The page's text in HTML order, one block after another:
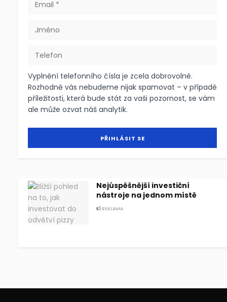
Vyplnění telefonního čísla je zcela dobrovolné.
Rozhodně vás nebudeme nijak spamovat – v případě
příležitosti, která bude stát za vaši pozornost, se vám
ale může ozvat náš analytik.
Nejúspěšnější investiční
nástroje na jednom místě
REKLAMA